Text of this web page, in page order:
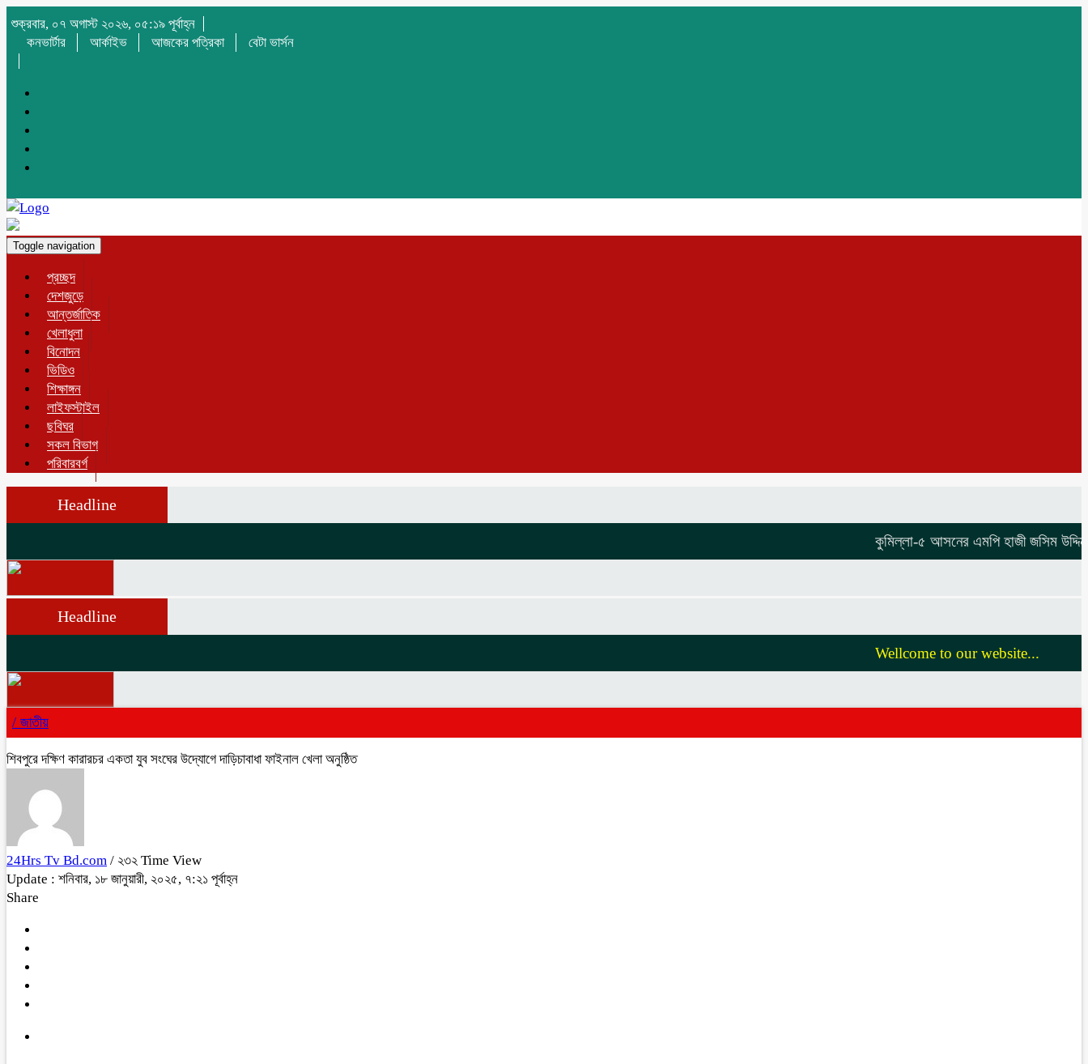
শুক্রবার, ০৭ অগাস্ট ২০২৬, ০৫:১৯ পূর্বাহ্ন
কনভার্টার
আর্কাইভ আজকের পত্রিকা বেটা ভার্সন
Toggle navigation
প্রচ্ছদ
দেশজুড়ে
আন্তর্জাতিক
খেলাধুলা
বিনোদন
ভিডিও
শিক্ষাঙ্গন
লাইফস্টাইল
ছবিঘর
সকল বিভাগ
পরিবারবর্গ
Headline
কুমিল্লা-৫ আসনের এমপি হাজী জসিম উদ্দিনকে
Headline
Wellcome to our website...
/ জাতীয়
শিবপুরে দক্ষিণ কারারচর একতা যুব সংঘের উদ্যোগে দাড়িচাবাধা ফাইনাল খেলা অনুষ্ঠিত
24Hrs Tv Bd.com / ২৩২ Time View
Update : শনিবার, ১৮ জানুয়ারী, ২০২৫, ৭:২১ পূর্বাহ্ন
Share